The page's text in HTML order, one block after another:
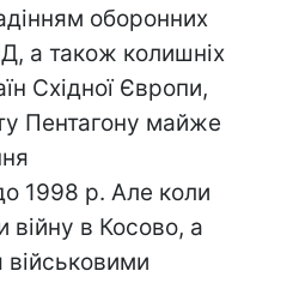
оборонних
а також колишніх
Східної Європи,
Пентагону майже
1998 р. Але коли
в Косово, а
військовими